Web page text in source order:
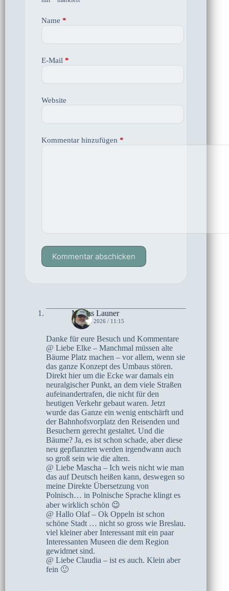
Name *
E-Mail *
Website
Kommentar hinzufügen *
Kommentar abschicken
Marius Launer
20. MAI 2026 / 11:15
Danke für eure Besuch und Kommentare
@ Liebe Elke – Manchmal müssen alte
Bäume Platz machen – vor allem, wenn sie
das ganze Konzept des Umbaus stören.
Direkt hier um die Ecke war damals ein
neuralgischer Punkt, an dem viele Straßen
aufeinandertrafen, die nicht für den
heutigen Verkehr gebaut waren. Jetzt
wurde das Ganze ein wenig entschärft und
der Bahnhofsvorplatz den Reisenden und
Besuchern gerecht gestaltet. Und die
Bäume? Ja, es ist schon schade, aber diese
neu gepflanzten werden irgendwann auch
so groß sein wie die alten.
@ Liebe Mascha – Ich weis nicht wie man
das auf Deutsch heißen kann, deswegen so
meine Direkte Übersetzung von
Polnisch… in Polnische Sprache klingt es
aber wirklich schön 😉
@ Hallo Olaf – Ok Oppeln ist schon
schöne Stadt … nicht so gross wie Breslau.
viel kleiner aber Interessant mit ein paar
Interessanten Museen die dem Region
gewidmet sind.
@ Liebe Claudia – ist es auch. Klein aber
fein 🙂